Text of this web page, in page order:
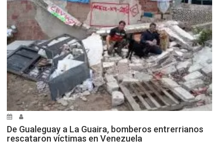
De Gualeguay a La Guaira, bomberos entrerrianos
rescataron víctimas en Venezuela